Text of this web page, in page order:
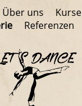
Über uns
Kurse
Referenzen